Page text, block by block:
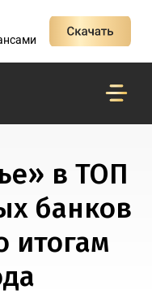
в ТОП
банков
итогам